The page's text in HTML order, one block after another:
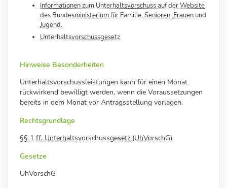
Informationen zum Unterhaltsvorschuss auf der Website
des Bundesministerium für Familie, Senioren, Frauen und
Jugend.
Unterhaltsvorschussgesetz
Hinweise Besonderheiten
Unterhaltsvorschussleistungen kann für einen Monat
rückwirkend bewilligt werden, wenn die Voraussetzungen
bereits in dem Monat vor Antragsstellung vorlagen.
Rechtsgrundlage
§§ 1 ff. Unterhaltsvorschussgesetz (UhVorschG)
Gesetze
UhVorschG